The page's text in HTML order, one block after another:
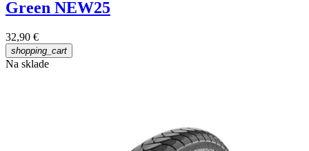
Green NEW25
32,90 €
shopping_cart
Na sklade